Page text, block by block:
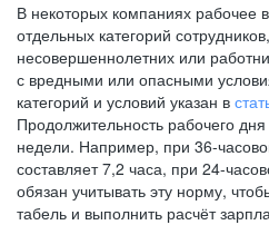
В некоторых компаниях рабочее
отдельных категорий
несовершеннолетних или
с вредными или опасными
категорий и условий указан в
Продолжительность рабочего
недели. Например, при 36-
составляет 7,2 часа, при 24-
обязан учитывать эту норму,
табель и выполнить расчёт